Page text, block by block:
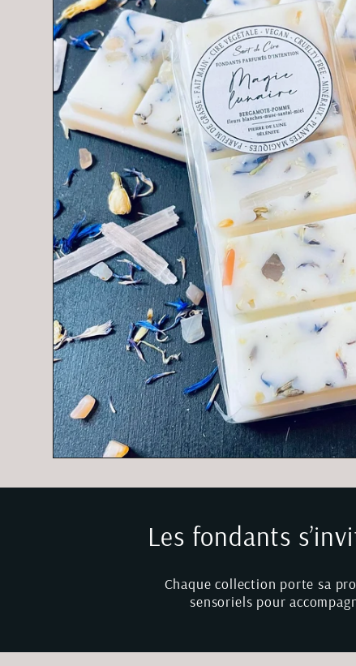
Les fondants
Chaque collection porte sa
sensoriels pour